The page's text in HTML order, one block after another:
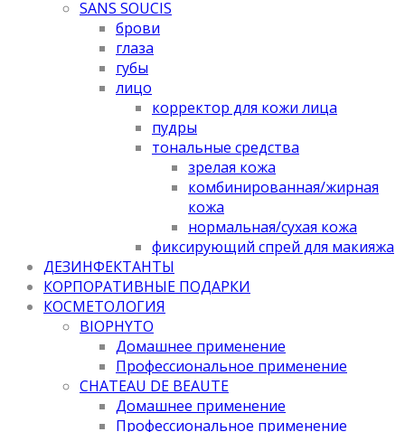
SANS SOUCIS
брови
глаза
губы
лицо
корректор для кожи лица
пудры
тональные средства
зрелая кожа
комбинированная/жирная
кожа
нормальная/cухая кожа
фиксирующий спрей для макияжа
ДЕЗИНФЕКТАНТЫ
КОРПОРАТИВНЫЕ ПОДАРКИ
КОСМЕТОЛОГИЯ
BIOPHYTO
Домашнее применение
Профессиональное применение
CHATEAU DE BEAUTE
Домашнее применение
Профессиональное применение